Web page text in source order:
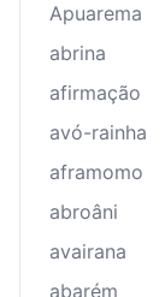
Apuarema
abrina
afirmação
avó-rainha
aframomo
abroâni
avairana
abarém